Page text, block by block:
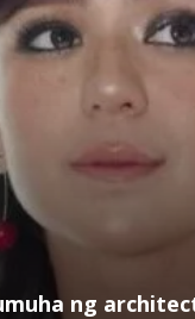
ng